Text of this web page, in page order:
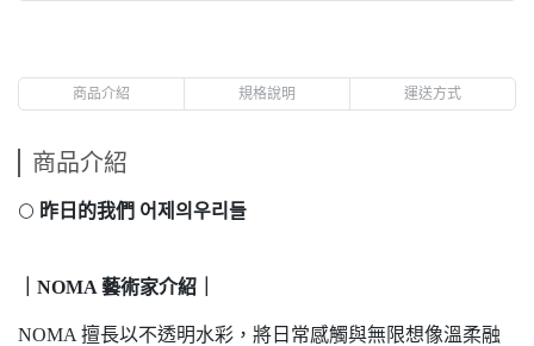
商品介紹 規格說明 運送方式
商品介紹
🌕 昨日的我們 어제의우리들
｜NOMA 藝術家介紹｜
NOMA 擅長以不透明水彩，將日常感觸與無限想像溫柔融